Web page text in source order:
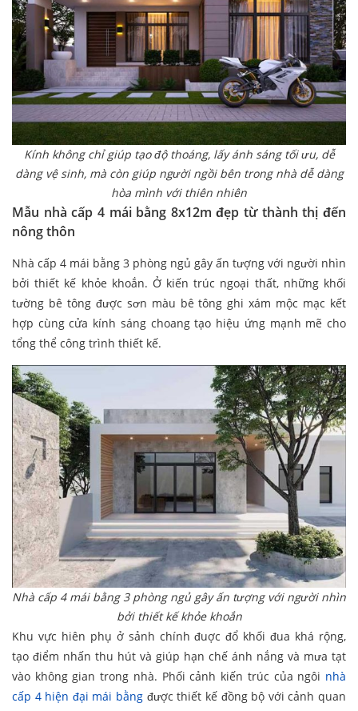
Kính không chỉ giúp tạo độ thoáng, lấy ánh sáng tối ưu, dễ
dàng vệ sinh, mà còn giúp người ngồi bên trong nhà dễ dàng
hòa mình với thiên nhiên
Mẫu nhà cấp 4 mái bằng 8x12m đẹp từ thành thị đến
nông thôn
Nhà cấp 4 mái bằng 3 phòng ngủ gây ấn tượng với người nhìn
bởi thiết kế khỏe khoắn. Ở kiến trúc ngoại thất, những khối
tường bê tông được sơn màu bê tông ghi xám mộc mạc kết
hợp cùng cửa kính sáng choang tạo hiệu ứng mạnh mẽ cho
tổng thể công trình thiết kế.
Nhà cấp 4 mái bằng 3 phòng ngủ gây ấn tượng với người nhìn
bởi thiết kế khỏe khoắn
Khu vực hiên phụ ở sảnh chính đuợc đổ khối đua khá rộng,
tạo điểm nhấn thu hút và giúp hạn chế ánh nắng và mưa tạt
vào không gian trong nhà. Phối cảnh kiến trúc của ngôi nhà
cấp 4 hiện đại mái bằng được thiết kế đồng bộ với cảnh quan